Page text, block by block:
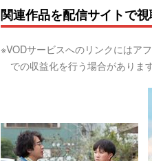
関連作品を配信サイトで
※VODサービスへのリンクにはア
での収益化を行う場合があります